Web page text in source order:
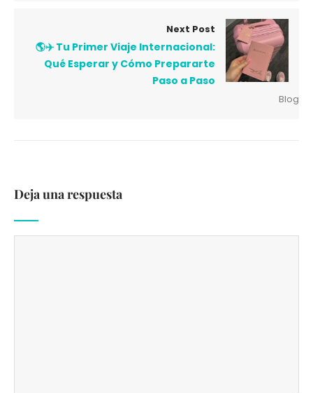
Next Post
🌎✈️ Tu Primer Viaje Internacional:
Qué Esperar y Cómo Prepararte
Paso a Paso
Blog
Deja una respuesta